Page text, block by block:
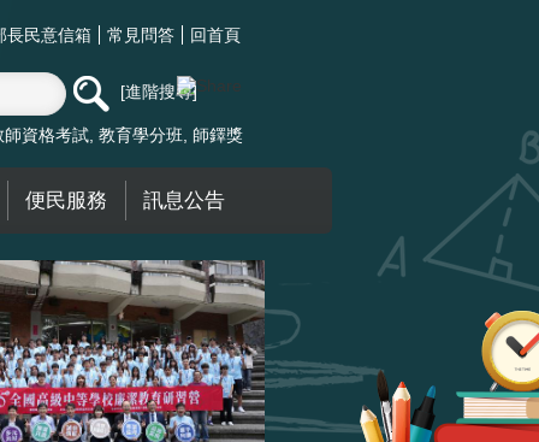
長民意信箱 常見問答 回首頁
進階搜尋
師資格考試 教育學分班 師鐸獎
便民服務 訊息公告